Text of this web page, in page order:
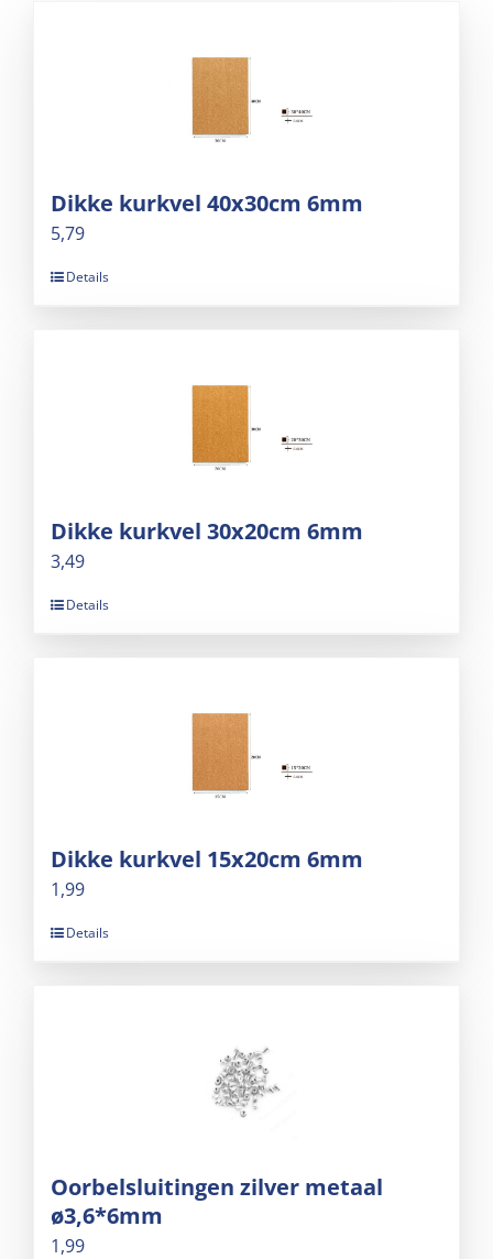
Dikke kurkvel 40x30cm 6mm
5,79
Details
Dikke kurkvel 30x20cm 6mm
3,49
Details
Dikke kurkvel 15x20cm 6mm
1,99
Details
Oorbelsluitingen zilver metaal
ø3,6*6mm
1,99